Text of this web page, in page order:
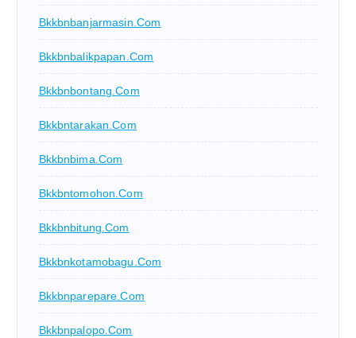
Bkkbnbanjarmasin.com
Bkkbnbalikpapan.com
Bkkbnbontang.com
Bkkbntarakan.com
Bkkbnbima.com
Bkkbntomohon.com
Bkkbnbitung.com
Bkkbnkotamobagu.com
Bkkbnparepare.com
Bkkbnpalopo.com